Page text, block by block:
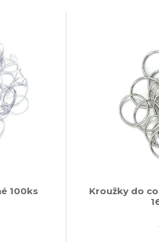
100ks
Kroužky do